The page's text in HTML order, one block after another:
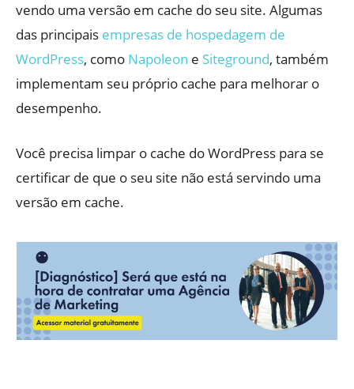
vendo uma versão em cache do seu site. Algumas
das principais empresas de hospedagem de
WordPress, como Napoleon e Siteground, também
implementam seu próprio cache para melhorar o
desempenho.
Você precisa limpar o cache do WordPress para se
certificar de que o seu site não está servindo uma
versão em cache.